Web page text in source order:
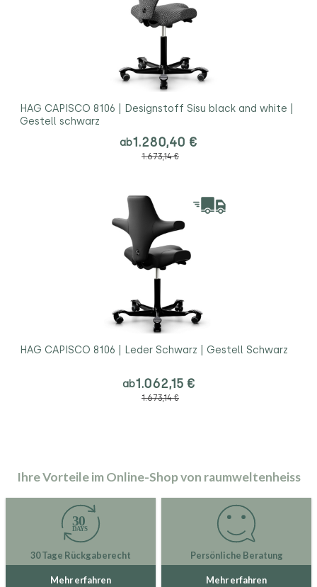
HAG CAPISCO 8106 | Designstoff Sisu black and white |
Gestell schwarz
ab1.280,40 €
1.673,14 €
HAG CAPISCO 8106 | Leder Schwarz | Gestell Schwarz
ab1.062,15 €
1.673,14 €
Ihre Vorteile im Online-Shop von raumweltenheiss
30 Tage Rückgaberecht
Mehr erfahren
Persönliche Beratung
Mehr erfahren